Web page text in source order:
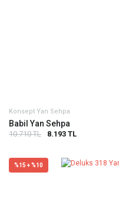
Konsept Yan Sehpa
Babil Yan Sehpa
10.710 TL 8.193 TL
%15 + %10